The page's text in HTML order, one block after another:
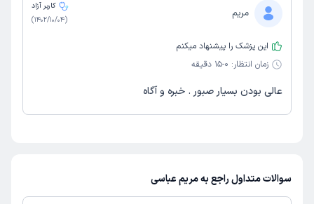
مریم
کاربر آزاد
(
1402/10/04
)
این پزشک را پیشنهاد میکنم
زمان انتظار: 0-15 دقیقه
عالی بودن بسیار صبور . خبره و آگاه
سوالات متداول راجع به مریم عباسی